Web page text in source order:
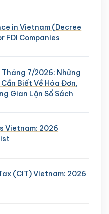
in Vietnam (Decree
FDI Companies
Tháng 7/2026: Những
Biết Về Hóa Đơn,
Gian Lận Sổ Sách
Vietnam: 2026
(CIT) Vietnam: 2026